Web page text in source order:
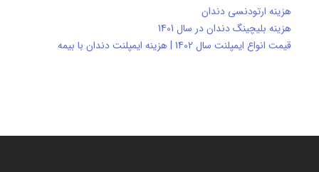
هزینه ارتودنسی دندان
هزینه بلیچینگ دندان در سال 1401
قیمت انواع ایمپلنت سال 1402 | هزینه ایمپلنت دندان با بیمه